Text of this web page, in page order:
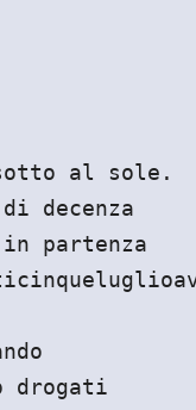
sotto al sole.
decenza
partenza
drogati